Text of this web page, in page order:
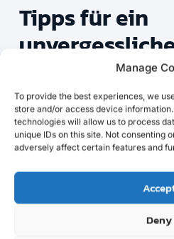
Manage
To provide the best experiences, we
store and/or access device
technologies will allow us to process
unique IDs on this site. Not consenting
adversely affect certain features and
Deny
Tipps für ein
Messeerlebnis
Ein herzliches Team ist das A
Mitarbeiter darauf, offen und
zuzugehen. Sie sollten gut
informiert sein und in der
beantworten. Ein Lächeln und
Biete etwas Besonderes an,
anderen abhebt. Ob es nun
Gewinnspiel oder exklusive